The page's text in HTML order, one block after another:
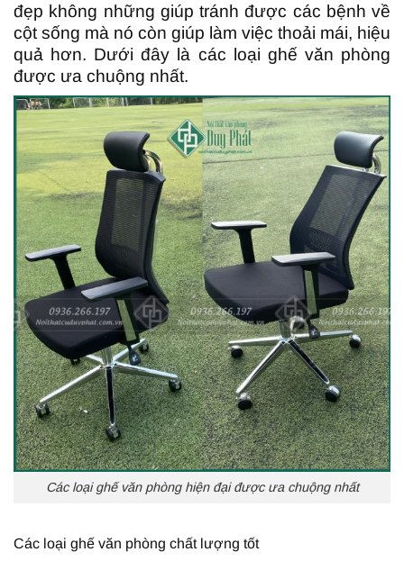
đẹp không những giúp tránh được các bệnh về
cột sống mà nó còn giúp làm việc thoải mái, hiệu
quả hơn. Dưới đây là các loại ghế văn phòng
được ưa chuộng nhất.
Các loại ghế văn phòng hiện đại được ưa chuộng nhất
Các loại ghế văn phòng chất lượng tốt